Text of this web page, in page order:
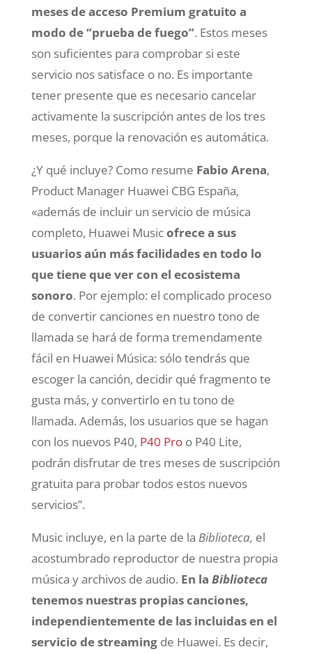
meses de acceso Premium gratuito a
modo de “prueba de fuego”. Estos meses
son suficientes para comprobar si este
servicio nos satisface o no. Es importante
tener presente que es necesario cancelar
activamente la suscripción antes de los tres
meses, porque la renovación es automática.
¿Y qué incluye? Como resume Fabio Arena,
Product Manager Huawei CBG España,
«además de incluir un servicio de música
completo, Huawei Musicofrece a sus
usuarios aún más facilidades en todo lo
que tiene que ver con el ecosistema
sonoro. Por ejemplo: el complicado proceso
de convertir canciones en nuestro tono de
llamada se hará de forma tremendamente
fácil en Huawei Música: sólo tendrás que
escoger la canción, decidir qué fragmento te
gusta más, y convertirlo en tu tono de
llamada. Además, los usuarios que se hagan
con los nuevos P40, P40 Proo P40 Lite,
podrán disfrutar de tres meses de suscripción
gratuita para probar todos estos nuevos
servicios”.
Music incluye, en la parte de la Biblioteca, el
acostumbrado reproductor de nuestra propia
música y archivos de audio. En la Biblioteca
tenemos nuestras propias canciones,
independientemente de las incluidas en el
servicio de streamingde Huawei. Es decir,